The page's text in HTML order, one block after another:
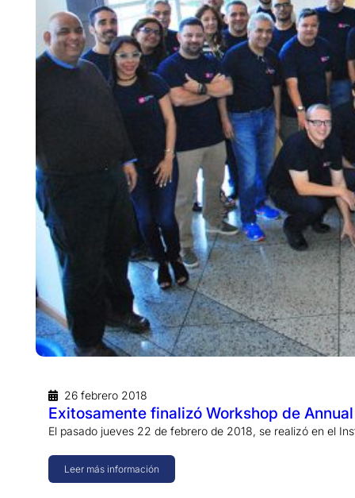
26 febrero 2018
Exitosamente finalizó Workshop de
El pasado jueves 22 de febrero de 2018, se realizó en el
Leer más información